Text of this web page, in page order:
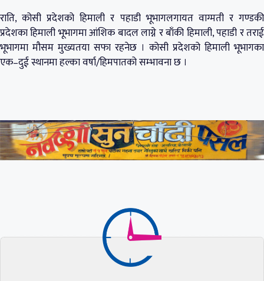
राति, कोसी ‍प्रदेशको हिमाली र पहाडी भूभागलगायत वाग्मती र गण्डकी
प्रदेशका हिमाली भूभागमा आंशिक बादल लाग्ने र बाँकी हिमाली, पहाडी र तराई
भूभागमा मौसम मुख्यतया सफा रहनेछ । कोसी प्रदेशको हिमाली भूभागका
एक–दुई स्थानमा हल्का वर्षा/हिमपातको सम्भावना छ ।